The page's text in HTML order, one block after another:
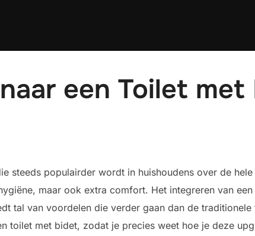
een Toilet met
steeds populairder wordt in huishoudens over de
maar ook extra comfort. Het integreren van
tal van voordelen die verder gaan dan de
toilet met bidet, zodat je precies weet hoe je deze